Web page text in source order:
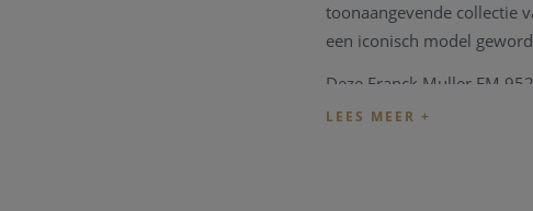
toonaangevende collectie
een iconisch model
Deze Franck Muller FM
en een bruin lederen